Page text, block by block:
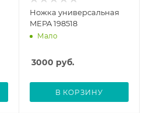
Ножка универсальная
MEPA 198518
Мало
3000 руб.
В КОРЗИНУ